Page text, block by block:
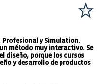
Profesional y Simulation.
método muy interactivo. Se
diseño, porque los cursos
y desarrollo de productos